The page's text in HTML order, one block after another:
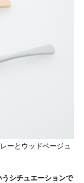
ーとウッドベージュ
シチュエーションで